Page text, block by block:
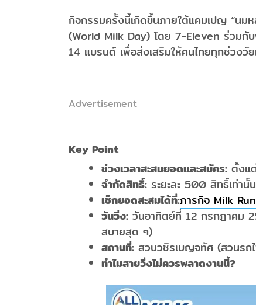
กิจกรรมครั้งนี้เกิดขึ้นภายใต้แคมเปญ “นม
(World Milk Day) โดย 7-Eleven ร่วมกั
14 แบรนด์ เพื่อส่งเสริมให้คนไทยทุกช่วงวั
Advertisement
Key Point
ช่วงเวลาสะสมยอดและสมัคร: ตั้งแ
จำกัดสิทธิ์: ระยะละ 500 สิทธิ์เท่านั้
เช็กยอดสะสมได้ที่:ภารกิจ Milk
วันวิ่ง: วันอาทิตย์ที่ 12 กรกฎาคม
สบายสุด ๆ)
สถานที่: สวนวชิรเบญจทัศ (สวนรถ
ทำไมสายวิ่งไม่ควรพลาดงานนี้?